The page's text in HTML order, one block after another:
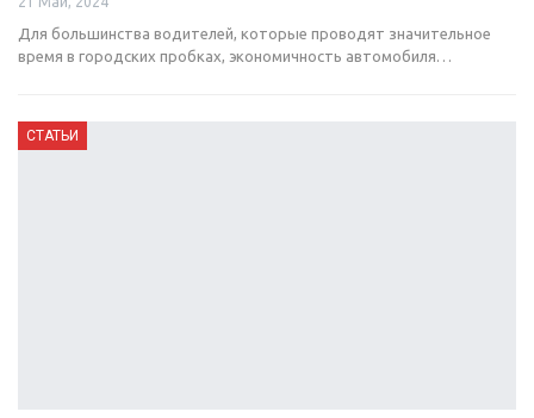
Для большинства водителей, которые проводят значительное
время в городских пробках, экономичность автомобиля…
СТАТЬИ